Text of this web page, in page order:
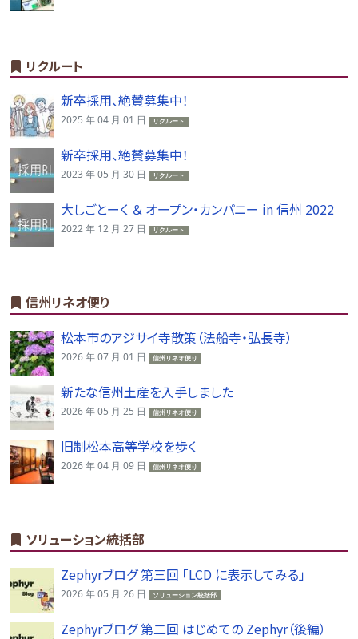
リクルート
新卒採用、絶賛募集中！
2025 年 04 月 01 日 リクルート
新卒採用、絶賛募集中！
2023 年 05 月 30 日 リクルート
大しごとーく ＆ オープン・カンパニー in 信州 2022
2022 年 12 月 27 日 リクルート
信州リネオ便り
松本市のアジサイ寺散策（法船寺・弘長寺）
2026 年 07 月 01 日 信州リネオ便り
新たな信州土産を入手しました
2026 年 05 月 25 日 信州リネオ便り
旧制松本高等学校を歩く
2026 年 04 月 09 日 信州リネオ便り
ソリューション統括部
Zephyrブログ 第三回 「LCD に表示してみる」
2026 年 05 月 26 日 ソリューション統括部
Zephyrブログ 第二回 はじめての Zephyr（後編）